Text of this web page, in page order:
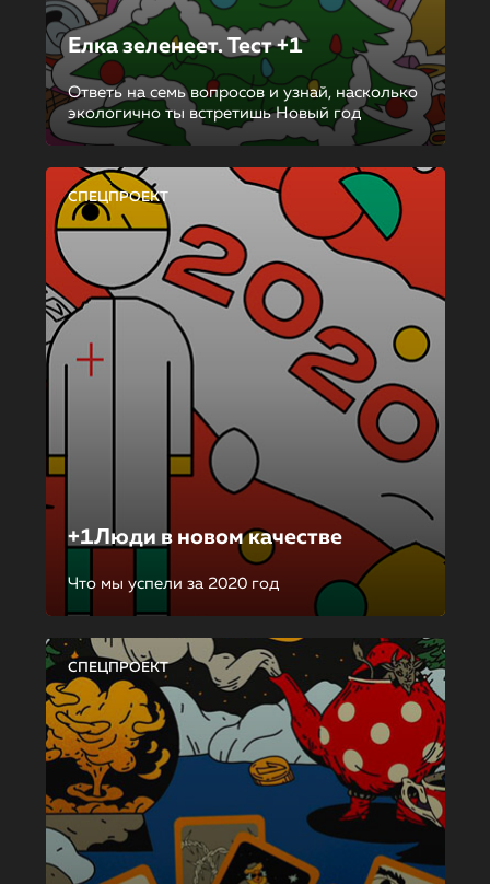
Елка зеленеет. Тест +1
Ответь на семь вопросов и узнай, насколько
экологично ты встретишь Новый год
СПЕЦПРОЕКТ
+1Люди в новом качестве
Что мы успели за 2020 год
СПЕЦПРОЕКТ